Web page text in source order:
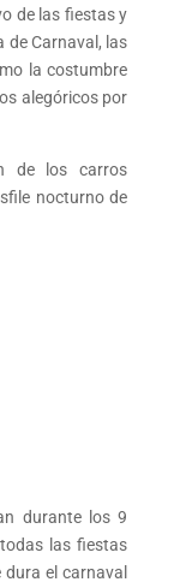
de las fiestas y
de Carnaval, las
la costumbre
alegóricos por
de los carros
nocturno de
durante los 9
las fiestas
dura el carnaval